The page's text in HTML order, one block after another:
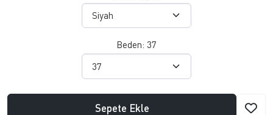
Beden: 37
Sepete Ekle